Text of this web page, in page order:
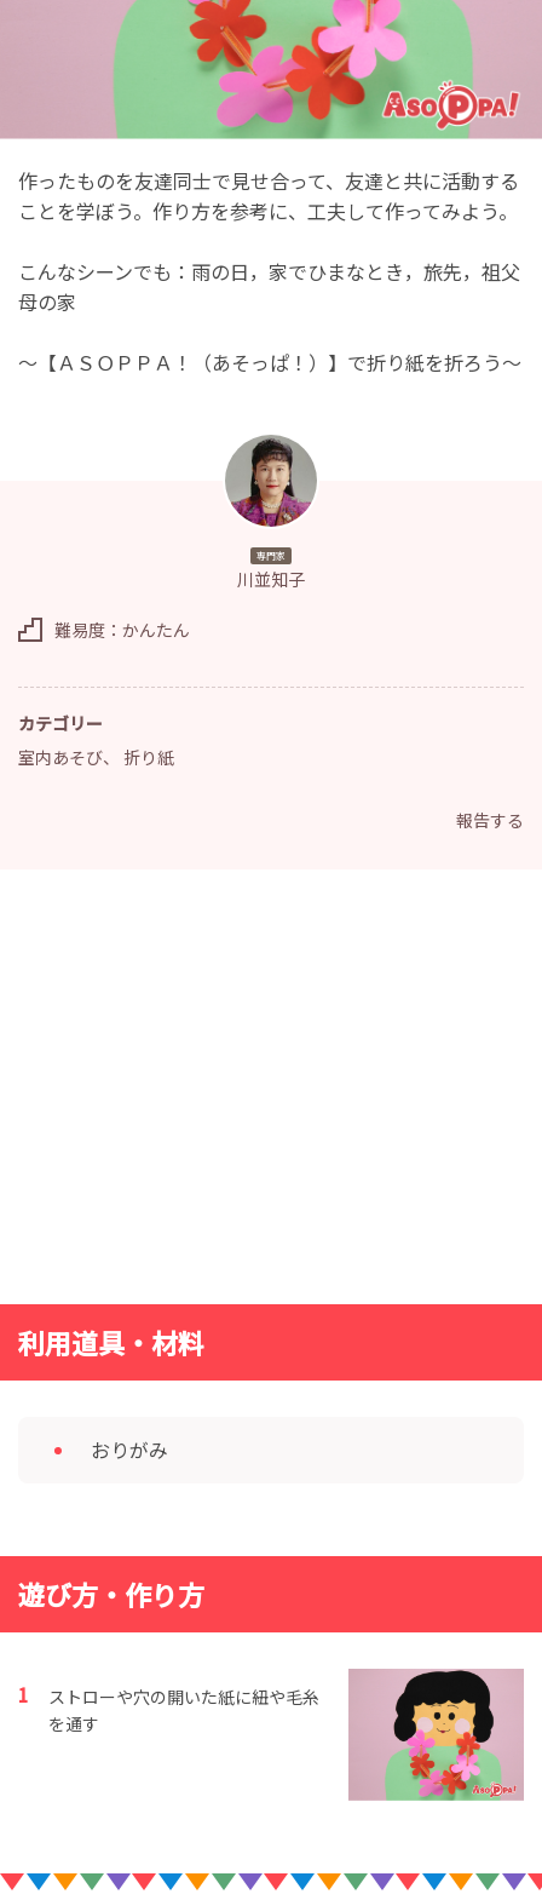
作ったものを友達同士で見せ合って、友達と共に活動する
ことを学ぼう。作り方を参考に、工夫して作ってみよう。
こんなシーンでも：雨の日，家でひまなとき，旅先，祖父
母の家
～【ＡＳＯＰＰＡ！（あそっぱ！）】で折り紙を折ろう～
専門家
川並知子
難易度：かんたん
カテゴリー
室内あそび、 折り紙
報告する
利用道具・材料
おりがみ
遊び方・作り方
ストローや穴の開いた紙に紐や毛糸
を通す